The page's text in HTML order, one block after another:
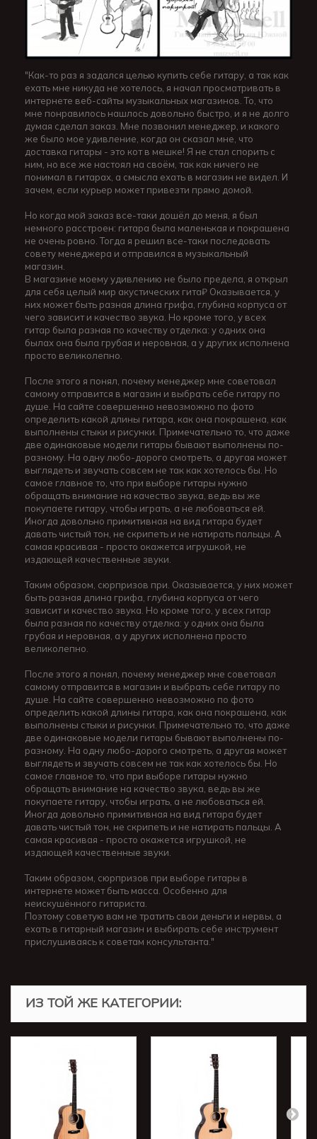
"Как-то раз я задался целью купить себе гитару, а так как
ехать мне никуда не хотелось, я начал просматривать в
интернете веб-сайты музыкальных магазинов. То, что
мне понравилось нашлось довольно быстро, и я не долго
думая сделал заказ. Мне позвонил менеджер, и какого
же было мое удивление, когда он сказал мне, что
доставка гитары - это кот в мешке! Я не стал спорить с
ним, но все же настоял на своём, так как ничего не
понимал в гитарах, а смысла ехать в магазин не видел. И
зачем, если курьер может привезти прямо домой.
Но когда мой заказ все-таки дошёл до меня, я был
немного расстроен: гитара была маленькая и покрашена
не очень ровно. Тогда я решил все-таки последовать
совету менеджера и отправился в музыкальный
магазин.
В магазине моему удивлению не было предела, я открыл
для себя целый мир акустических гита₽ Оказывается, у
них может быть разная длина грифа, глубина корпуса от
чего зависит и качество звука. Но кроме того, у всех
гитар была разная по качеству отделка: у одних она
былах она была грубая и неровная, а у других исполнена
просто великолепно.
После этого я понял, почему менеджер мне советовал
самому отправится в магазин и выбрать себе гитару по
душе. На сайте совершенно невозможно по фото
определить какой длины гитара, как она покрашена, как
выполнены стыки и рисунки. Примечательно то, что даже
две одинаковые модели гитары бывают выполнены по-
разному. На одну любо-дорого смотреть, а другая может
выглядеть и звучать совсем не так как хотелось бы. Но
самое главное то, что при выборе гитары нужно
обращать внимание на качество звука, ведь вы же
покупаете гитару, чтобы играть, а не любоваться ей.
Иногда довольно примитивная на вид гитара будет
давать чистый тон, не скрипеть и не натирать пальцы. А
самая красивая - просто окажется игрушкой, не
издающей качественные звуки.
Таким образом, сюрпризов при. Оказывается, у них может
быть разная длина грифа, глубина корпуса от чего
зависит и качество звука. Но кроме того, у всех гитар
была разная по качеству отделка: у одних она была
грубая и неровная, а у других исполнена просто
великолепно.
После этого я понял, почему менеджер мне советовал
самому отправится в магазин и выбрать себе гитару по
душе. На сайте совершенно невозможно по фото
определить какой длины гитара, как она покрашена, как
выполнены стыки и рисунки. Примечательно то, что даже
две одинаковые модели гитары бывают выполнены по-
разному. На одну любо-дорого смотреть, а другая может
выглядеть и звучать совсем не так как хотелось бы. Но
самое главное то, что при выборе гитары нужно
обращать внимание на качество звука, ведь вы же
покупаете гитару, чтобы играть, а не любоваться ей.
Иногда довольно примитивная на вид гитара будет
давать чистый тон, не скрипеть и не натирать пальцы. А
самая красивая - просто окажется игрушкой, не
издающей качественные звуки.
Таким образом, сюрпризов при выборе гитары в
интернете может быть масса. Особенно для
неискушённого гитариста.
Поэтому советую вам не тратить свои деньги и нервы, а
ехать в гитарный магазин и выбирать себе инструмент
прислушиваясь к советам консультанта."
ИЗ ТОЙ ЖЕ КАТЕГОРИИ: